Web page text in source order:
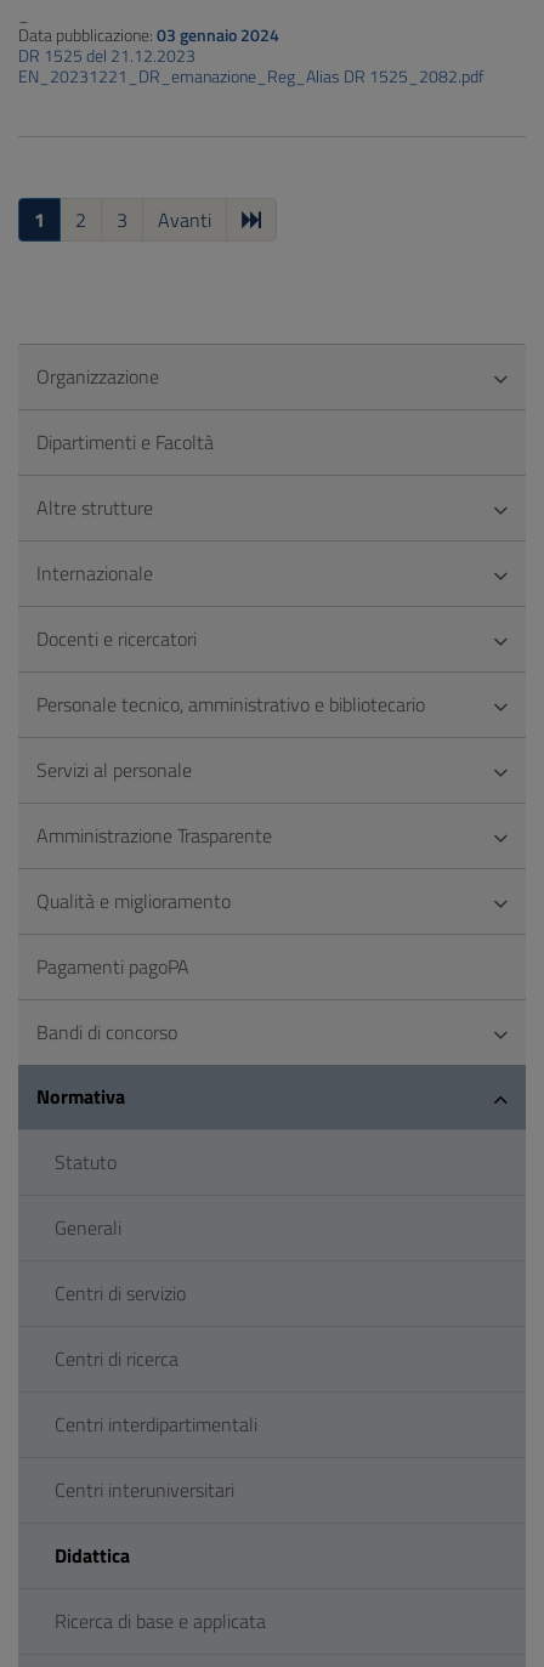
Data pubblicazione:03 gennaio 2024
DR 1525 del 21.12.2023
EN_20231221_DR_emanazione_Reg_Alias DR 1525_2082.pdf
1 2 3 Avanti
Organizzazione
Dipartimenti e Facoltà
Altre strutture
Internazionale
Docenti e ricercatori
Personale tecnico, amministrativo e bibliotecario
Servizi al personale
Amministrazione Trasparente
Qualità e miglioramento
Pagamenti pagoPA
Bandi di concorso
Normativa
Statuto
Generali
Centri di servizio
Centri di ricerca
Centri interdipartimentali
Centri interuniversitari
Didattica
Ricerca di base e applicata